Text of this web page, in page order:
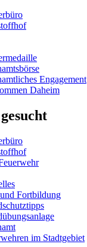
Engagement
Daheim
Fortbildung
im Stadtgebiet